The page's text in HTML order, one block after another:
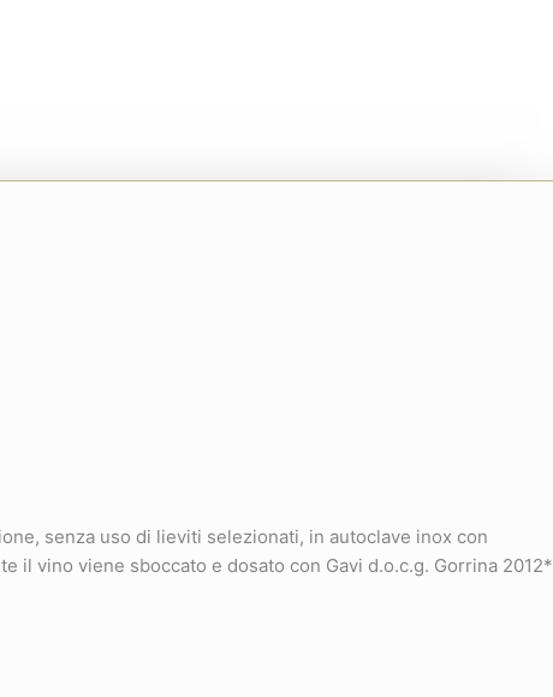
senza uso di lieviti selezionati, in autoclave inox con
vino viene sboccato e dosato con Gavi d.o.c.g. Gorrina 2012*